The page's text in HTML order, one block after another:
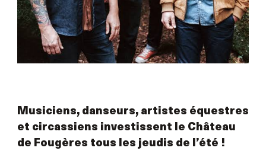
Musiciens, danseurs, artistes équestres
et circassiens investissent le Château
de Fougères tous les jeudis de l’été !